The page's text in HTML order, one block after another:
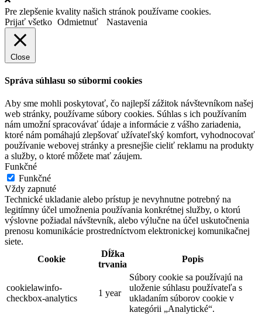
Pre zlepšenie kvality našich stránok používame cookies.
Prijať všetko Odmietnuť Nastavenia
Close
Správa súhlasu so súbormi cookies
Aby sme mohli poskytovať, čo najlepší zážitok návštevníkom našej
web stránky, používame súbory cookies. Súhlas s ich používaním
nám umožní spracovávať údaje a informácie z vášho zariadenia,
ktoré nám pomáhajú zlepšovať užívateľský komfort, vyhodnocovať
používanie webovej stránky a presnejšie cieliť reklamu na produkty
a služby, o ktoré môžete mať záujem.
Funkčné
Funkčné
Vždy zapnuté
Technické ukladanie alebo prístup je nevyhnutne potrebný na
legitímny účel umožnenia používania konkrétnej služby, o ktorú
výslovne požiadal návštevník, alebo výlučne na účel uskutočnenia
prenosu komunikácie prostredníctvom elektronickej komunikačnej
siete.
Cookie
Dĺžka
trvania
Popis
cookielawinfo-
checkbox-analytics
1 year
Súbory cookie sa používajú na
uloženie súhlasu používateľa s
ukladaním súborov cookie v
kategórii „Analytické“.